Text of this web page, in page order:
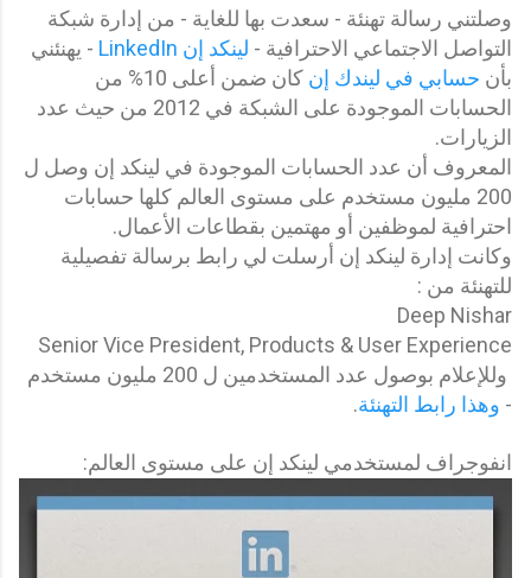
وصلتني رسالة تهنئة - سعدت بها للغاية - من إدارة شبكة
التواصل الاجتماعي الاحترافية - لينكد إن LinkedIn
- يهنئني
بأن حسابي في ليندك إن
كان ضمن أعلى 10% من
الحسابات الموجودة على الشبكة في 2012 من حيث عدد
الزيارات.
المعروف أن عدد الحسابات الموجودة في لينكد إن وصل ل
200 مليون مستخدم على مستوى العالم كلها حسابات
احترافية لموظفين أو مهتمين بقطاعات الأعمال.
وكانت إدارة لينكد إن أرسلت لي رابط برسالة تفصيلية
للتهنئة من :
Deep Nishar
Senior Vice President, Products & User Experience
وللإعلام بوصول عدد المستخدمين ل 200 مليون مستخدم
- وهذا رابط التهنئة.
انفوجراف لمستخدمي لينكد إن على مستوى العالم: